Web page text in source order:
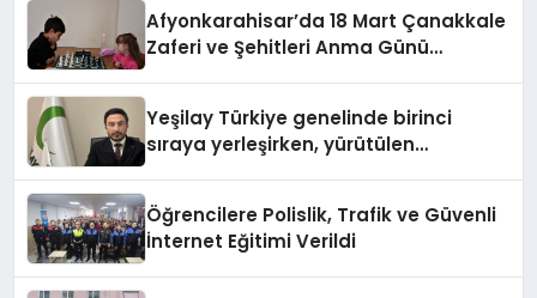
Afyonkarahisar’da 18 Mart Çanakkale
Zaferi ve Şehitleri Anma Günü
Yeşilay Türkiye genelinde birinci
sıraya yerleşirken, yürütülen
Öğrencilere Polislik, Trafik ve Güvenli
İnternet Eğitimi Verildi